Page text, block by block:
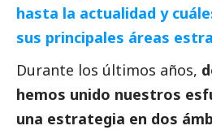
hasta la actualidad y
sus principales áreas
Durante los últimos años,
hemos unido nuestros
una estrategia en dos